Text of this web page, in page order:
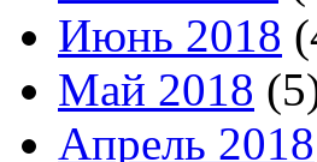
Июнь 2018
Май 2018
Апрель 2018